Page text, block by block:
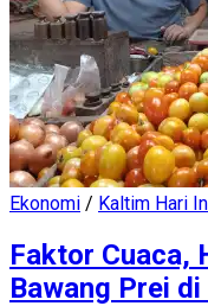
Ekonomi / Kaltim Hari
Faktor Cuaca,
Bawang Prei